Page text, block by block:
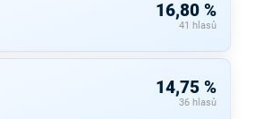
16,80 %
41 hlasů
14,75 %
36 hlasů